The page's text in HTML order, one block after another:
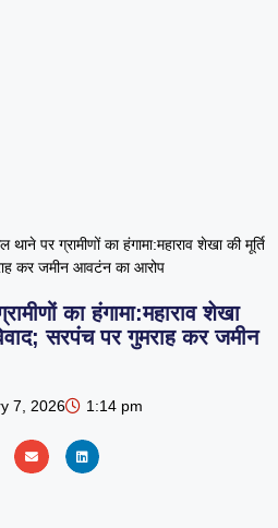
पर ग्रामीणों का हंगामा:महाराव शेखा की मूर्ति
कर जमीन आवटंन का आरोप
का हंगामा:महाराव शेखा
सरपंच पर गुमराह कर जमीन
7, 2026 1:14 pm